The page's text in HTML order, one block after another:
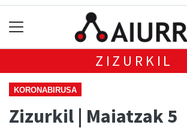
ZIZURKIL
KORONABIRUSA
Zizurkil | Maiatzak 5